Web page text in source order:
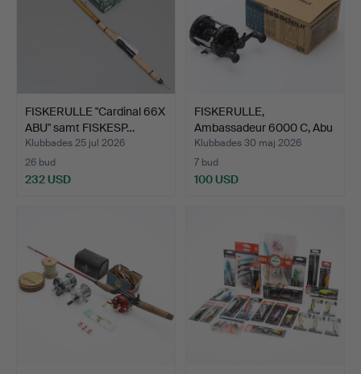
FISKERULLE "Cardinal 66X
ABU" samt FISKESP…
Klubbades 25 jul 2026
26 bud
232 USD
FISKERULLE,
Ambassadeur 6000 C, Abu
Garcia…
Klubbades 30 maj 2026
7 bud
100 USD